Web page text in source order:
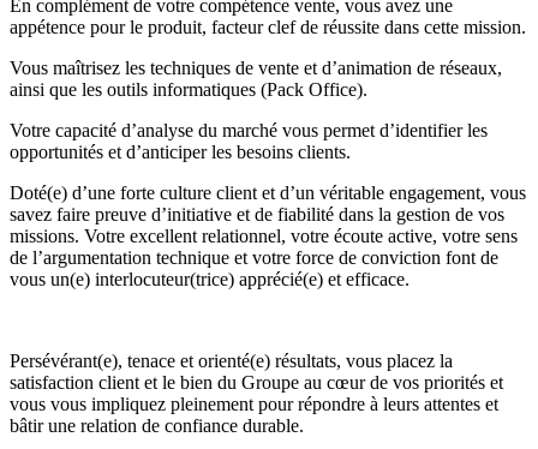
En complément de votre compétence vente, vous avez une
appétence pour le produit, facteur clef de réussite dans cette mission.
Vous maîtrisez les techniques de vente et d’animation de réseaux,
ainsi que les outils informatiques (Pack Office).
Votre capacité d’analyse du marché vous permet d’identifier les
opportunités et d’anticiper les besoins clients.
Doté(e) d’une forte culture client et d’un véritable engagement, vous
savez faire preuve d’initiative et de fiabilité dans la gestion de vos
missions. Votre excellent relationnel, votre écoute active, votre sens
de l’argumentation technique et votre force de conviction font de
vous un(e) interlocuteur(trice) apprécié(e) et efficace.
Persévérant(e), tenace et orienté(e) résultats, vous placez la
satisfaction client et le bien du Groupe au cœur de vos priorités et
vous vous impliquez pleinement pour répondre à leurs attentes et
bâtir une relation de confiance durable.